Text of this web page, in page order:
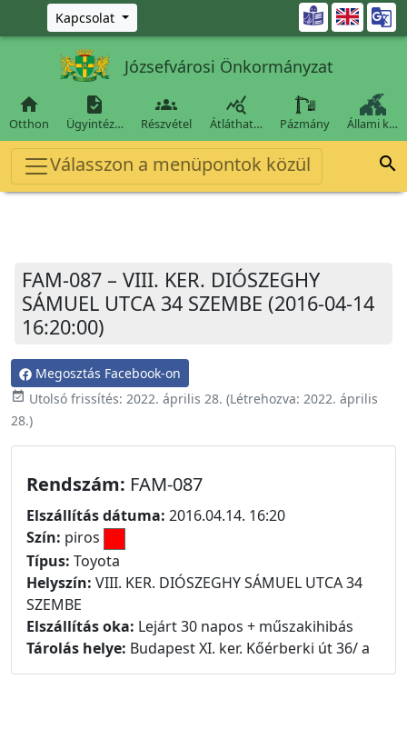
Ugrás a fő tartalomra
Kapcsolat 
Józsefvárosi Önkormányzat

Otthon

Ügyintéz…

Részvétel

Átláthat… Pázmány Állami k…
Válasszon a menüpontok közül 
FAM-087 – VIII. KER. DIÓSZEGHY
SÁMUEL UTCA 34 SZEMBE (2016-04-14
16:20:00)
Megosztás Facebook-on
event_available Utolsó frissítés: 2022. április 28. (Létrehozva: 2022. április
28.)
Rendszám: FAM-087
Elszállítás dátuma: 2016.04.14. 16:20
Szín: piros
Típus: Toyota
Helyszín: VIII. KER. DIÓSZEGHY SÁMUEL UTCA 34
SZEMBE
Elszállítás oka: Lejárt 30 napos + műszakihibás
Tárolás helye: Budapest XI. ker. Kőérberki út 36/ a